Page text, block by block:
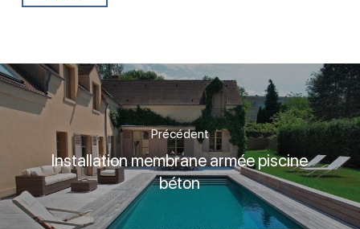
Précédent
Installation membrane armée piscine
béton